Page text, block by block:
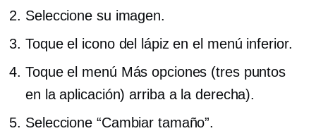
Seleccione su imagen.
Toque el icono del lápiz en el menú inferior.
Toque el menú Más opciones (tres puntos
en la aplicación)arriba a la derecha).
Seleccione “Cambiar tamaño”.